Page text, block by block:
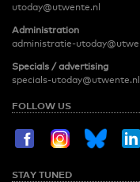
utoday@utwente.nl
Administration
administratie-
Specials / advertising
specials-utoday@utwente.nl
FOLLOW US
STAY TUNED